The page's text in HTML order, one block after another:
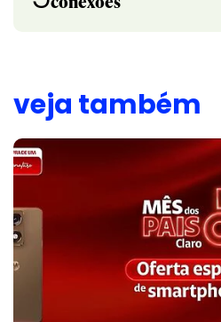
veja também